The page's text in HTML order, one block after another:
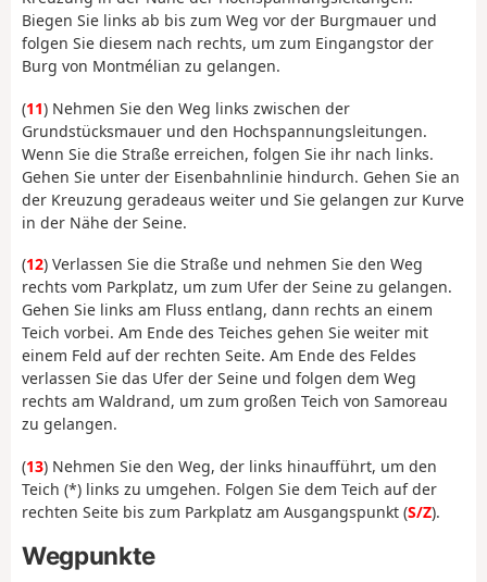
Biegen Sie links ab bis zum Weg vor der Burgmauer und
folgen Sie diesem nach rechts, um zum Eingangstor der
Burg von Montmélian zu gelangen.
(11) Nehmen Sie den Weg links zwischen der
Grundstücksmauer und den Hochspannungsleitungen.
Wenn Sie die Straße erreichen, folgen Sie ihr nach links.
Gehen Sie unter der Eisenbahnlinie hindurch. Gehen Sie an
der Kreuzung geradeaus weiter und Sie gelangen zur Kurve
in der Nähe der Seine.
(12) Verlassen Sie die Straße und nehmen Sie den Weg
rechts vom Parkplatz, um zum Ufer der Seine zu gelangen.
Gehen Sie links am Fluss entlang, dann rechts an einem
Teich vorbei. Am Ende des Teiches gehen Sie weiter mit
einem Feld auf der rechten Seite. Am Ende des Feldes
verlassen Sie das Ufer der Seine und folgen dem Weg
rechts am Waldrand, um zum großen Teich von Samoreau
zu gelangen.
(13) Nehmen Sie den Weg, der links hinaufführt, um den
Teich (*) links zu umgehen. Folgen Sie dem Teich auf der
rechten Seite bis zum Parkplatz am Ausgangspunkt (S/Z).
Wegpunkte